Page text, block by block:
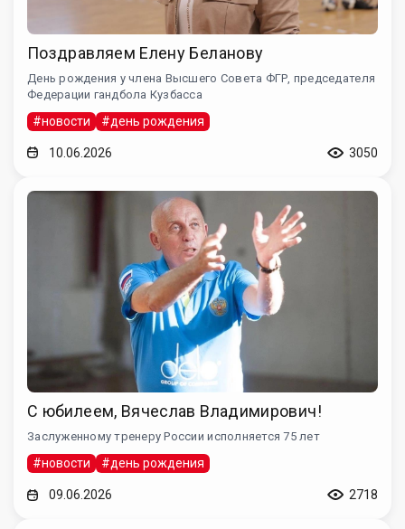
Поздравляем Елену Беланову
День рождения у члена Высшего Совета ФГР, председателя
Федерации гандбола Кузбасса
#новости #день рождения
10.06.2026 3050
С юбилеем, Вячеслав Владимирович!
Заслуженному тренеру России исполняется 75 лет
#новости #день рождения
09.06.2026 2718